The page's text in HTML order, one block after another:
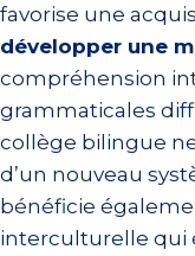
favorise une
développer une
compréhension
grammaticales
collège bilingue
d’un nouveau
bénéficie
interculturelle qui